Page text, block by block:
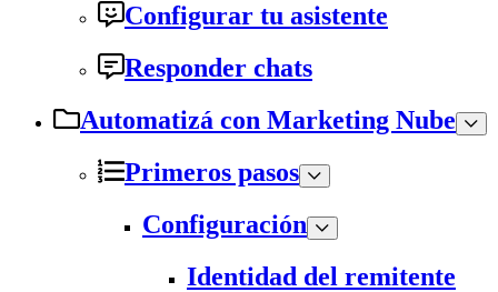
Configurar tu asistente
Responder chats
Automatizá con Marketing Nube
Primeros pasos
Configuración
Identidad del remitente